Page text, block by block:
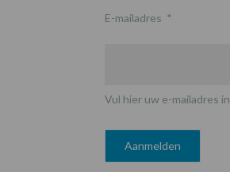
E-mailadres *
Vul hier uw e-mailadres in